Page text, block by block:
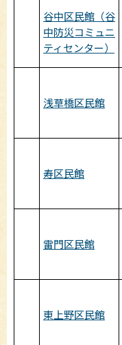
谷中区民館（谷
中防災コミュニ
ティセンター）
浅草橋区民館
寿区民館
雷門区民館
東上野区民館